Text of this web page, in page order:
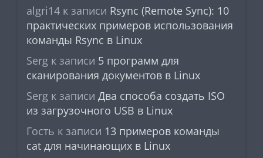
algri14 к записи Rsync (Remote Sync): 10
практических примеров использования
команды Rsync в Linux
Serg к записи 5 программ для
сканирования документов в Linux
Serg к записи Два способа создать ISO
из загрузочного USB в Linux
Гость к записи 13 примеров команды
cat для начинающих в Linux